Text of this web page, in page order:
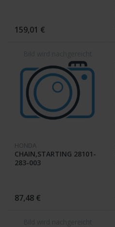
159,01 €
HONDA
CHAIN,STARTING 28101-
283-003
87,48 €